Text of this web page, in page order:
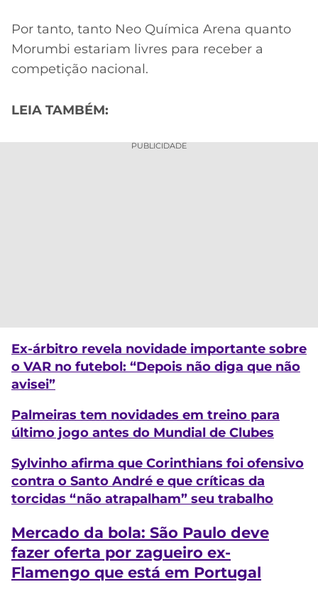
Por tanto, tanto Neo Química Arena quanto
Morumbi estariam livres para receber a
competição nacional.
LEIA TAMBÉM:
PUBLICIDADE
Ex-árbitro revela novidade importante sobre
o VAR no futebol: “Depois não diga que não
avisei”
Palmeiras tem novidades em treino para
último jogo antes do Mundial de Clubes
Sylvinho afirma que Corinthians foi ofensivo
contra o Santo André e que críticas da
torcidas “não atrapalham” seu trabalho
Mercado da bola: São Paulo deve
fazer oferta por zagueiro ex-
Flamengo que está em Portugal